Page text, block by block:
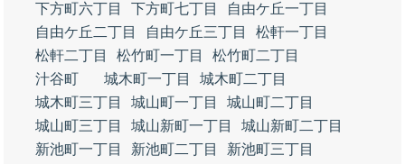
下方町六丁目
下方町七丁目
自由ケ丘一丁目
自由ケ丘二丁目
自由ケ丘三丁目
松軒一丁目
松軒二丁目
松竹町一丁目
松竹町二丁目
汁谷町
城木町一丁目
城木町二丁目
城木町三丁目
城山町一丁目
城山町二丁目
城山町三丁目
城山新町一丁目
城山新町二丁目
新池町一丁目
新池町二丁目
新池町三丁目